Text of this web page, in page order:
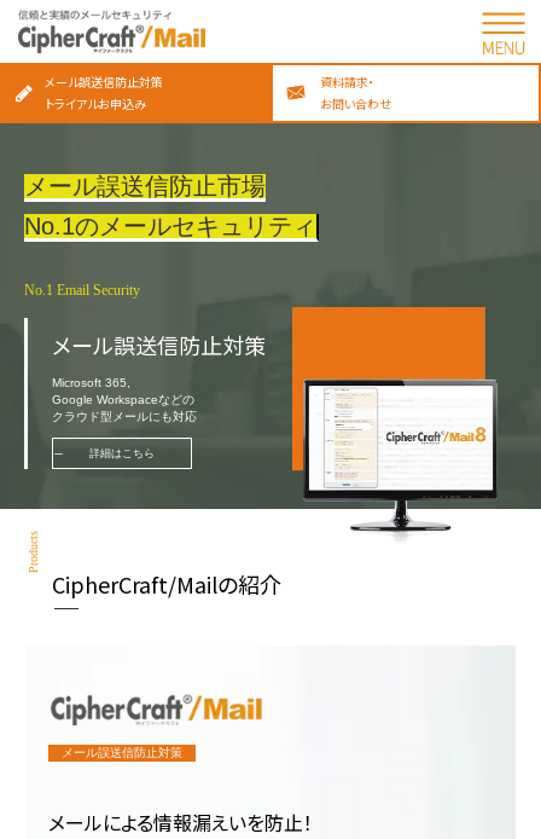
メール誤送信防止対策
トライアルお申込み
資料請求・
お問い合わせ
メール誤送信防止市場
No.1のメールセキュリティ
No.1 Email Security
メール誤送信防止対策
Microsoft 365,
Google Workspaceなどの
クラウド型メールにも対応
詳細はこちら
CipherCraft/Mailの紹介
Products
メール誤送信防止対策
メールによる情報漏えいを防止！